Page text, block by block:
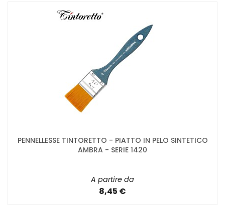
PENNELLESSE TINTORETTO - PIATTO IN PELO SINTETICO
AMBRA - SERIE 1420
A partire da
8,45 €